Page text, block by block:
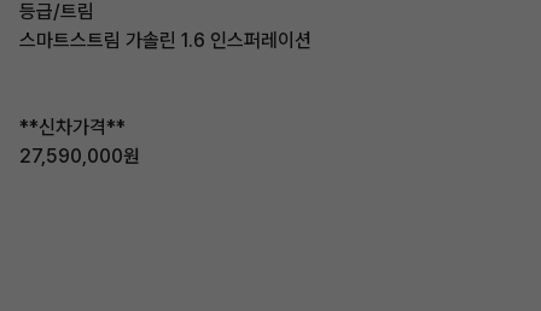
등급/트림
스마트스트림 가솔린 1.6 인스퍼레이션
**신차가격**
27,590,000원